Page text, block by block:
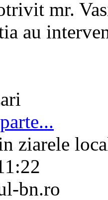
mr.
au
ziarele
bn.ro